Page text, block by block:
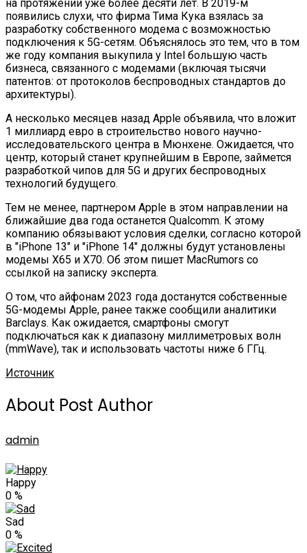
на протяжении уже более десяти лет. В 2019-м
появились слухи, что фирма Тима Кука взялась за
разработку собственного модема с возможностью
подключения к 5G-сетям. Объяснялось это тем, что в том
же году компания выкупила у Intel большую часть
бизнеса, связанного с модемами (включая тысячи
патентов: от протоколов беспроводных стандартов до
архитектуры).
А несколько месяцев назад Apple объявила, что вложит
1 миллиард евро в строительство нового научно-
исследовательского центра в Мюнхене. Ожидается, что
центр, который станет крупнейшим в Европе, займется
разработкой чипов для 5G и других беспроводных
технологий будущего.
Тем не менее, партнером Apple в этом направлении на
ближайшие два года останется Qualcomm. К этому
компанию обязывают условия сделки, согласно которой
в "iPhone 13" и "iPhone 14" должны будут установлены
модемы X65 и X70. Об этом пишет MacRumors со
ссылкой на записку эксперта.
О том, что айфонам 2023 года достанутся собственные
5G-модемы Apple, ранее также сообщили аналитики
Barclays. Как ожидается, смартфоны смогут
подключаться как к диапазону миллиметровых волн
(mmWave), так и использовать частоты ниже 6 ГГц.
Источник
About Post Author
admin
Happy
0 %
Sad
0 %